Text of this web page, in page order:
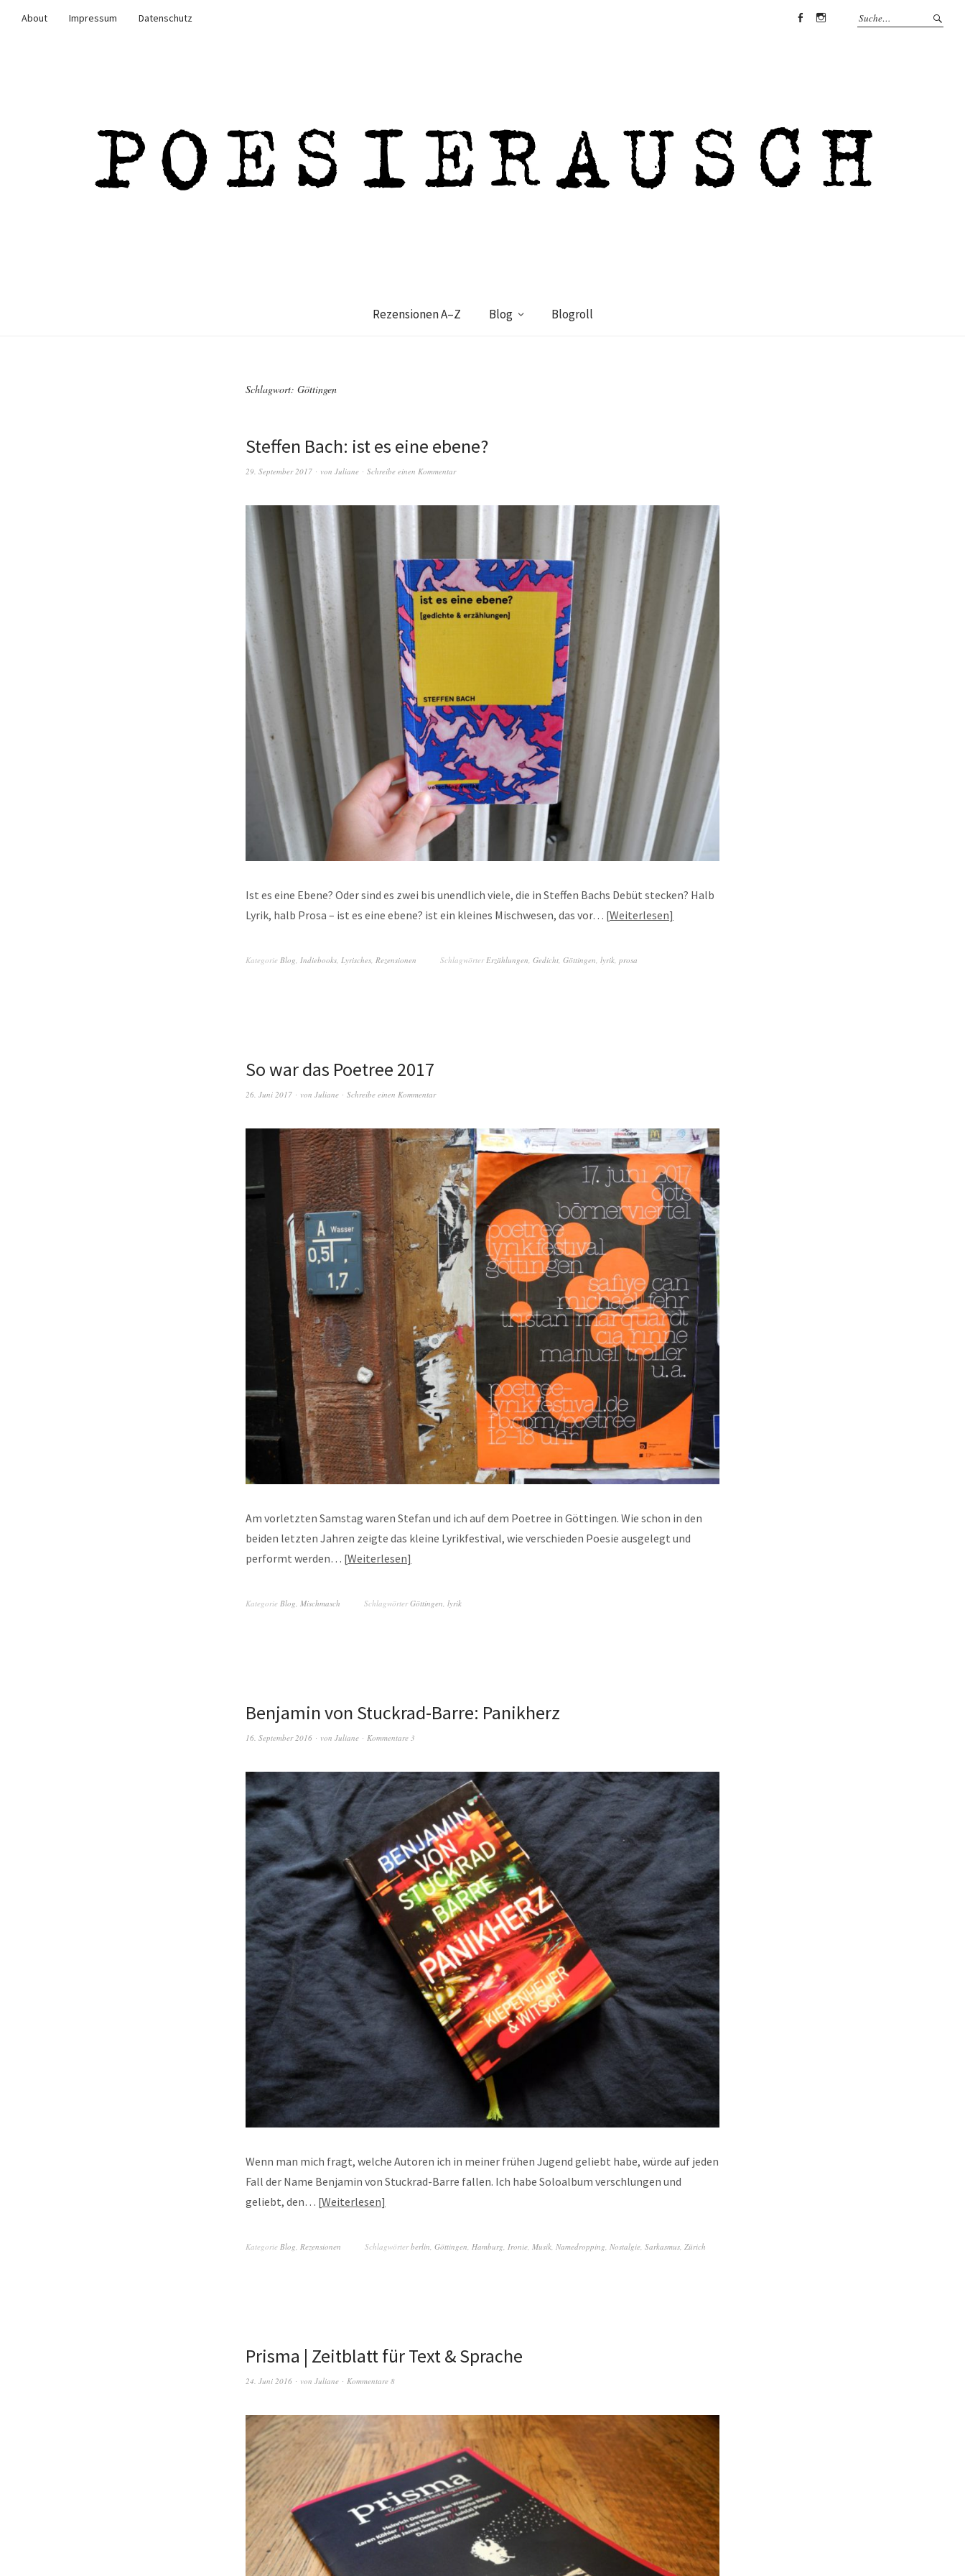
About Impressum
Datenschutz
Rezensionen A–Z Blog Blogroll
Schlagwort: Göttingen
Steffen Bach: ist es eine ebene?
29. September 2017 von Juliane Schreibe einen Kommentar
Ist es eine Ebene? Oder sind es zwei bis unendlich viele, die in Steffen Bachs Debüt stecken? Halb
Lyrik, halb Prosa – ist es eine ebene? ist ein kleines Mischwesen, das vor… Weiterlesen
Kategorie Blog Indiebooks Lyrisches Rezensionen Schlagwörter Erzählungen Gedicht Göttingen lyrik prosa
So war das Poetree 2017
26. Juni 2017 von Juliane Schreibe einen Kommentar
Am vorletzten Samstag waren Stefan und ich auf dem Poetree in Göttingen. Wie schon in den
beiden letzten Jahren zeigte das kleine Lyrikfestival, wie verschieden Poesie ausgelegt und
performt werden… Weiterlesen
Kategorie Blog Mischmasch SchlagwörterGöttingen lyrik
Benjamin von Stuckrad-Barre: Panikherz
16. September 2016 von Juliane Kommentare 3
Wenn man mich fragt, welche Autoren ich in meiner frühen Jugend geliebt habe, würde auf jeden
Fall der Name Benjamin von Stuckrad-Barre fallen. Ich habe Soloalbum verschlungen und
geliebt, den… Weiterlesen
Kategorie Blog Rezensionen Schlagwörterberlin Göttingen Hamburg Ironie Musik Namedropping Nostalgie Sarkasmus Zürich
Prisma | Zeitblatt für Text & Sprache
24. Juni 2016 von Juliane Kommentare 8